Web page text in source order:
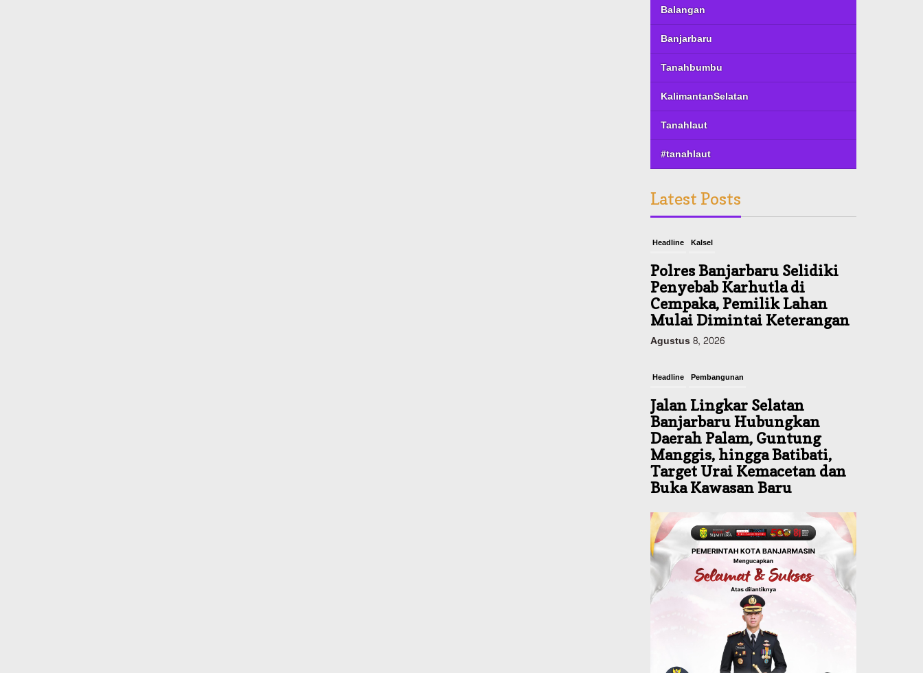
Balangan
Banjarbaru
Tanahbumbu
KalimantanSelatan
Tanahlaut
#tanahlaut
Latest Posts
Headline Kalsel
Polres Banjarbaru Selidiki
Penyebab Karhutla di
Cempaka, Pemilik Lahan
Mulai Dimintai Keterangan
Agustus 8, 2026
Headline Pembangunan
Jalan Lingkar Selatan
Banjarbaru Hubungkan
Daerah Palam, Guntung
Manggis, hingga Batibati,
Target Urai Kemacetan dan
Buka Kawasan Baru
Agustus 8, 2026
Headline
Panaskan Kembali Arena
Panjat Tebing, FPTI
Banjarmasin Siapkan
Sirkuit se-Kalsel
Agustus 8, 2026